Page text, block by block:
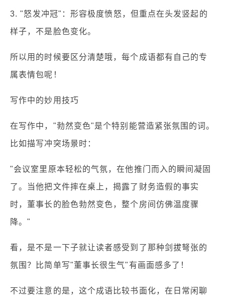
3. "怒发冲冠"：形容极度愤怒，但重点在头发竖起的
样子，不是脸色变化。
所以用的时候要区分清楚哦，每个成语都有自己的专
属表情包呢！
写作中的妙用技巧
在写作中，"勃然变色"是个特别能营造紧张氛围的词。
比如描写冲突场景时：
"会议室里原本轻松的气氛，在他推门而入的瞬间凝固
了。当他把文件摔在桌上，揭露了财务造假的事实
时，董事长的脸色勃然变色，整个房间仿佛温度骤
降。"
看，是不是一下子就让读者感受到了那种剑拔弩张的
氛围？比简单写"董事长很生气"有画面感多了！
不过要注意的是，这个成语比较书面化，在日常闲聊